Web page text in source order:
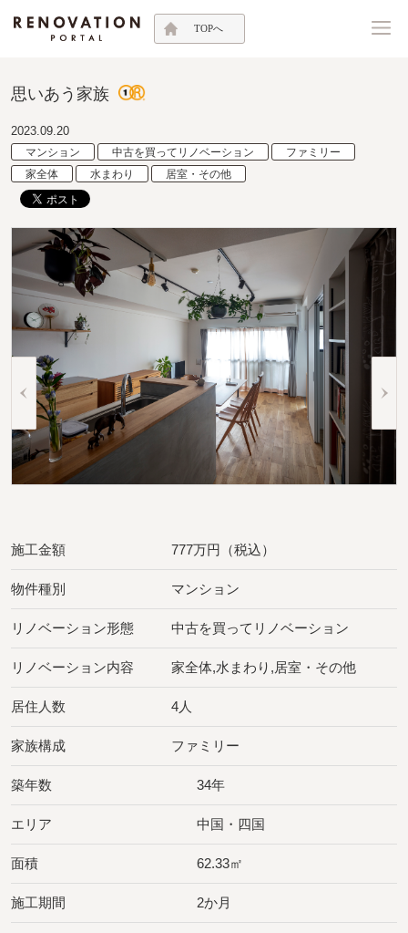
TOPへ
思いあう家族
2023.09.20
マンション 中古を買ってリノベーション
ファミリー
家全体
水まわり 居室・その他
施工金額 777万円（税込）
物件種別 マンション
リノベーション形態 中古を買ってリノベーション
リノベーション内容 家全体,水まわり,居室・その他
居住人数 4人
家族構成 ファミリー
築年数 34年
エリア 中国・四国
面積 62.33㎡
施工期間 2か月